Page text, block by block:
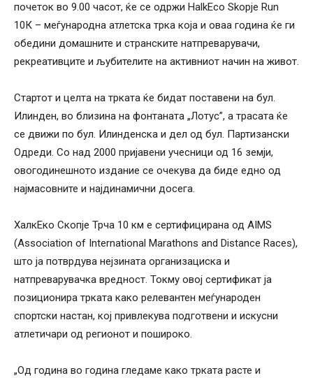
почеток во 9.00 часот, ќе се одржи HalkEco Skopje Run
10К – меѓународна атлетска трка која и оваа година ќе ги
обедини домашните и странските натпреварувачи,
рекреативците и љубителите на активниот начин на живот.
Стартот и целта на трката ќе бидат поставени на бул.
Илинден, во близина на фонтаната „Лотус”, а трасата ќе
се движи по бул. Илинденска и дел од бул. Партизански
Одреди. Со над 2000 пријавени учесници од 16 земји,
овогодинешното издание се очекува да биде едно од
најмасовните и најдинамични досега.
ХалкЕко Скопје Трча 10 км е сертифицирана од AIMS
(Association of International Marathons and Distance Races),
што ја потврдува нејзината организациска и
натпреварувачка вредност. Токму овој сертификат ја
позиционира трката како релевантен меѓународен
спортски настан, кој привлекува подготвени и искусни
атлетичари од регионот и пошироко.
„Од година во година гледаме како трката расте и